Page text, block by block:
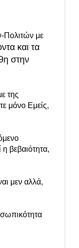
Πολιτών με
και τα
στην
της
μόνο Εμείς,
βεβαιότητα,
μεν αλλά,